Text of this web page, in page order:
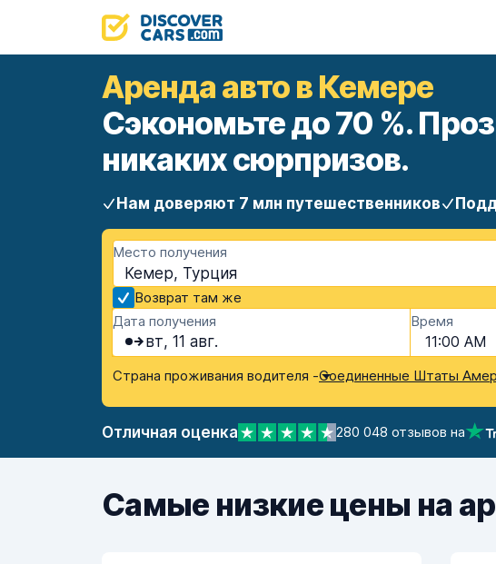
Аренда авто в Кемере
Сэкономьте до 70 %.
никаких сюрпризов.
Нам доверяют 7 млн путешественников
Место получения
Кемер, Турция
Возврат там же
Дата получения
вт, 11 авг.
Время
11:00 AM
Страна проживания водителя -Соединенные Штаты
Отличная оценка 280 048 отзывов на
Самые низкие цены на